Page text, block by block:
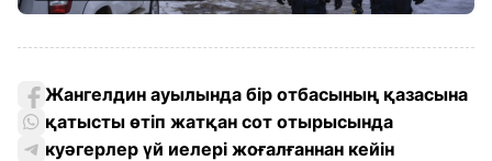
Жангелдин ауылында бір отбасының қазасына
қатысты өтіп жатқан сот отырысында
куәгерлер үй иелері жоғалғаннан кейін